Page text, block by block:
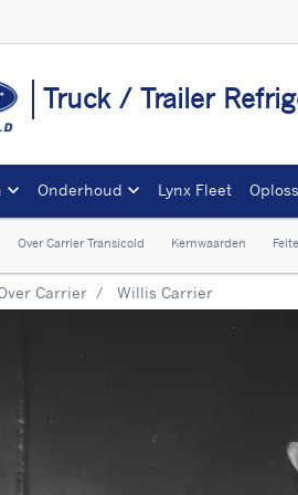
Truck / Trailer
Onderhoud Lynx Fleet
Over Carrier Transicold Kernwaarden
Carrier Willis Carrier